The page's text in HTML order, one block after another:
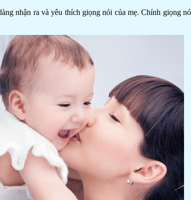
nhận ra và yêu thích giọng nói của mẹ. Chính giọng